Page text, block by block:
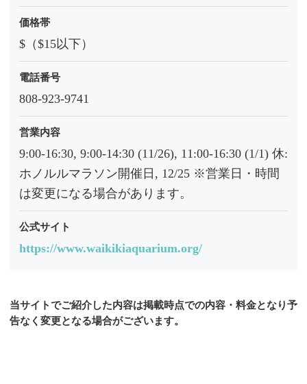
価格帯
$（$15以下）
電話番号
808-923-9741
営業内容
9:00-16:30, 9:00-14:30 (11/26), 11:00-16:30 (1/1) 休:
ホノルルマラソン開催日, 12/25 ※営業日・時間
は変更になる場合があります。
公式サイト
https://www.waikikiaquarium.org/
当サイトでご紹介した内容は掲載時点での内容・料金となり予
告なく変更となる場合がございます。